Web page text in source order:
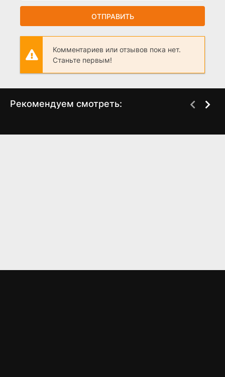
ОТПРАВИТЬ
Комментариев или отзывов пока нет.
Станьте первым!
Рекомендуем смотреть: